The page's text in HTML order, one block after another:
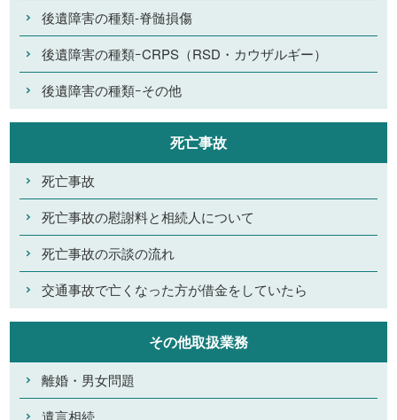
後遺障害の種類-脊髄損傷
後遺障害の種類ｰCRPS（RSD・カウザルギー）
後遺障害の種類ｰその他
死亡事故
死亡事故
死亡事故の慰謝料と相続人について
死亡事故の示談の流れ
交通事故で亡くなった方が借金をしていたら
その他取扱業務
離婚・男女問題
遺言相続